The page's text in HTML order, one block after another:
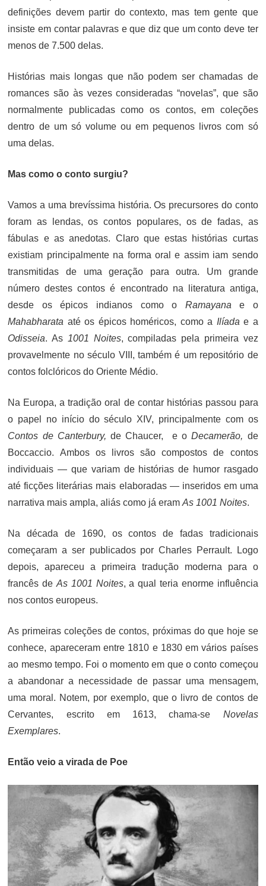
definições devem partir do contexto, mas tem gente que
insiste em contar palavras e que diz que um conto deve ter
menos de 7.500 delas.
Histórias mais longas que não podem ser chamadas de
romances são às vezes consideradas “novelas”, que são
normalmente publicadas como os contos, em coleções
dentro de um só volume ou em pequenos livros com só
uma delas.
Mas como o conto surgiu?
Vamos a uma brevíssima história. Os precursores do conto
foram as lendas, os contos populares, os de fadas, as
fábulas e as anedotas. Claro que estas histórias curtas
existiam principalmente na forma oral e assim iam sendo
transmitidas de uma geração para outra. Um grande
número destes contos é encontrado na literatura antiga,
desde os épicos indianos como o Ramayana e o
Mahabharata até os épicos homéricos, como a Ilíada e a
Odisseia. As 1001 Noites, compiladas pela primeira vez
provavelmente no século VIII, também é um repositório de
contos folclóricos do Oriente Médio.
Na Europa, a tradição oral de contar histórias passou para
o papel no início do século XIV, principalmente com os
Contos de Canterbury, de Chaucer, e oDecamerão, de
Boccaccio. Ambos os livros são compostos de contos
individuais — que variam de histórias de humor rasgado
até ficções literárias mais elaboradas — inseridos em uma
narrativa mais ampla, aliás como já eramAs 1001 Noites.
Na década de 1690, os contos de fadas tradicionais
começaram a ser publicados por Charles Perrault. Logo
depois, apareceu a primeira tradução moderna para o
francês deAs 1001 Noites, a qual teria enorme influência
nos contos europeus.
As primeiras coleções de contos, próximas do que hoje se
conhece, apareceram entre 1810 e 1830 em vários países
ao mesmo tempo. Foi o momento em que o conto começou
a abandonar a necessidade de passar uma mensagem,
uma moral. Notem, por exemplo, que o livro de contos de
Cervantes, escrito em 1613, chama-se Novelas
Exemplares.
Então veio a virada de Poe